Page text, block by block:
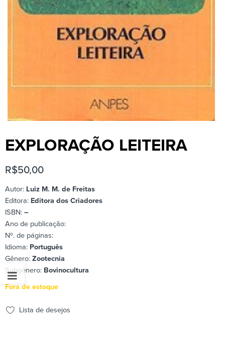
EXPLORAÇÃO LEITEIRA
R$50,00
Autor: Luiz M. M. de Freitas
Editora: Editora dos Criadores
ISBN: –
Ano de publicação:
Nº. de páginas:
Idioma: Português
Gênero: Zootecnia
Subgênero: Bovinocultura
Fora de estoque
Lista de desejos